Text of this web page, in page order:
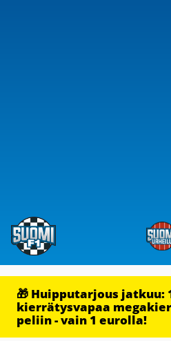
🎁 Huipputarjous jatkuu:
kierrätysvapaa
peliin - vain 1 eurolla!